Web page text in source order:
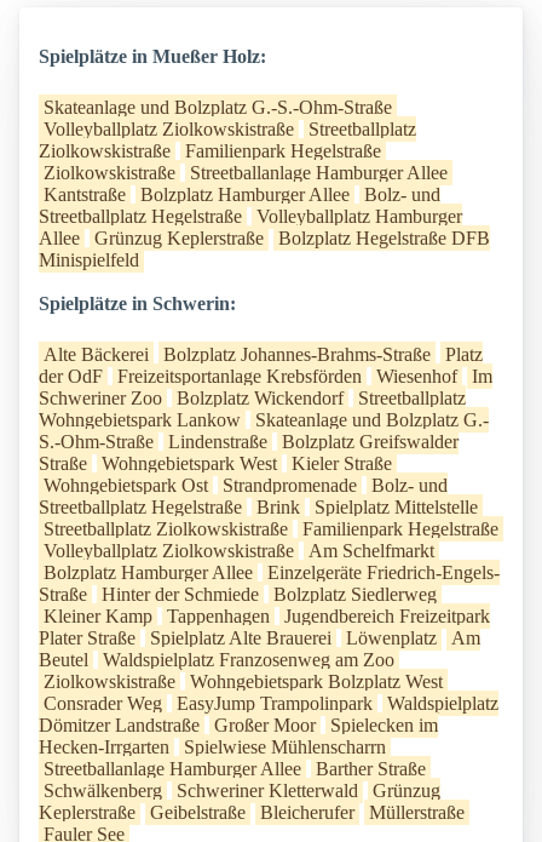
Spielplätze in Mueßer Holz:
Skateanlage und Bolzplatz G.-S.-Ohm-Straße
Volleyballplatz Ziolkowskistraße
Streetballplatz
Ziolkowskistraße
Familienpark Hegelstraße
Ziolkowskistraße
Streetballanlage Hamburger Allee
Kantstraße
Bolzplatz Hamburger Allee
Bolz- und
Streetballplatz Hegelstraße
Volleyballplatz Hamburger
Allee
Grünzug Keplerstraße
Bolzplatz Hegelstraße DFB
Minispielfeld
Spielplätze in Schwerin:
Alte Bäckerei Bolzplatz Johannes-Brahms-Straße
Platz
der OdF
Freizeitsportanlage Krebsförden Wiesenhof
Im
Schweriner Zoo
Bolzplatz Wickendorf
Streetballplatz
Wohngebietspark Lankow
Skateanlage und Bolzplatz G.-
S.-Ohm-Straße
Lindenstraße
Bolzplatz Greifswalder
Straße
Wohngebietspark West
Kieler Straße
Wohngebietspark Ost
Strandpromenade
Bolz- und
Streetballplatz Hegelstraße
Brink
Spielplatz Mittelstelle
Streetballplatz Ziolkowskistraße
Familienpark Hegelstraße
Volleyballplatz Ziolkowskistraße
Am Schelfmarkt
Bolzplatz Hamburger Allee
Einzelgeräte Friedrich-Engels-
Straße
Hinter der Schmiede
Bolzplatz Siedlerweg
Kleiner Kamp
Tappenhagen
Jugendbereich Freizeitpark
Plater Straße
Spielplatz Alte Brauerei Löwenplatz
Am
Beutel
Waldspielplatz Franzosenweg am Zoo
Ziolkowskistraße
Wohngebietspark Bolzplatz West
Consrader Weg
EasyJump Trampolinpark
Waldspielplatz
Dömitzer Landstraße
Großer Moor
Spielecken im
Hecken-Irrgarten
Spielwiese Mühlenscharrn
Streetballanlage Hamburger Allee
Barther Straße
Schwälkenberg
Schweriner Kletterwald
Grünzug
Keplerstraße
Geibelstraße Bleicherufer
Müllerstraße
Fauler See